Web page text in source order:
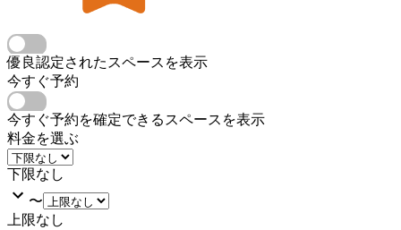
優良認定されたスペースを表示
今すぐ予約
今すぐ予約を確定できるスペースを表示
料金を選ぶ
下限なし
〜
上限なし